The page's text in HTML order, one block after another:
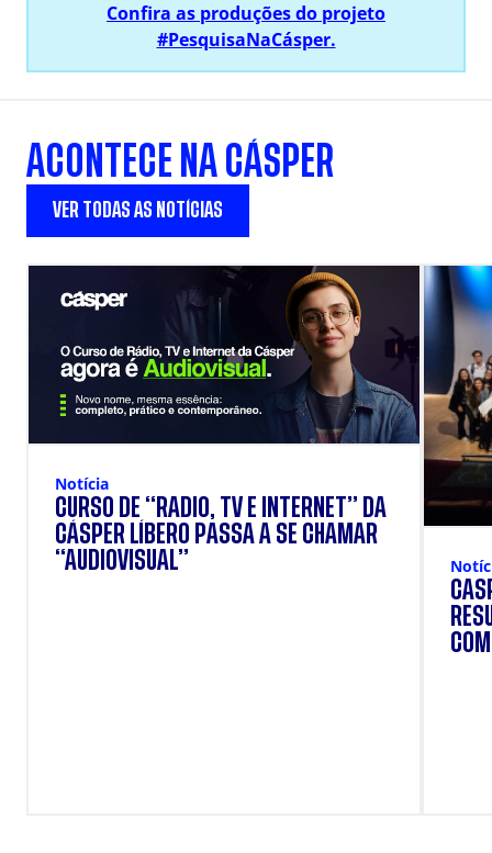
Confira as produções do projeto
#PesquisaNaCásper.
ACONTECE NA CÁSPER
VER TODAS AS NOTÍCIAS
Notícia
CURSO DE “RÁDIO, TV E INTERNET” DA
CÁSPER LÍBERO PASSA A SE CHAMAR
“AUDIOVISUAL”